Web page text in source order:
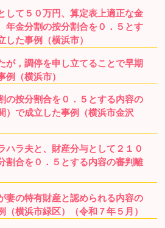
して５０万円、算定表上適正な金
年金分割の按分割合を０．５とす
した事例（横浜市）
が，調停を申し立てることで早期
例（横浜市）
の按分割合を０．５とする内容の
）で成立した事例（横浜市金沢
ハラ夫と、財産分与として２１０
割合を０．５とする内容の審判離
妻の特有財産と認められる内容の
横浜市緑区）（令和７年５月）